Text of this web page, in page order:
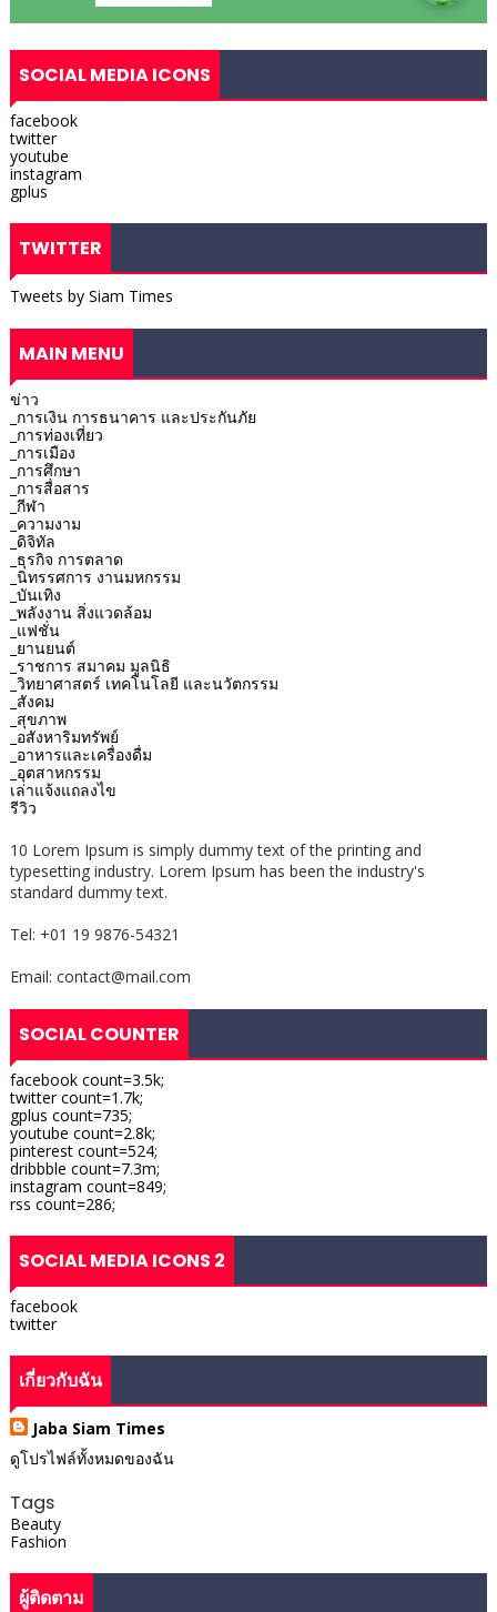
SOCIAL MEDIA ICONS
facebook
twitter
youtube
instagram
gplus
TWITTER
Tweets by Siam Times
MAIN MENU
ข่าว
_การเงิน การธนาคาร และประกันภัย
_การท่องเที่ยว
_การเมือง
_การศึกษา
_การสื่อสาร
_กีฬา
_ความงาม
_ดิจิทัล
_ธุรกิจ การตลาด
_นิทรรศการ งานมหกรรม
_บันเทิง
_พลังงาน สิ่งแวดล้อม
_แฟชั่น
_ยานยนต์
_ราชการ สมาคม มูลนิธิ
_วิทยาศาสตร์ เทคโนโลยี และนวัตกรรม
_สังคม
_สุขภาพ
_อสังหาริมทรัพย์
_อาหารและเครื่องดื่ม
_อุตสาหกรรม
เล่าแจ้งแถลงไข
รีวิว
10 Lorem Ipsum is simply dummy text of the printing and
typesetting industry. Lorem Ipsum has been the industry's
standard dummy text.
Tel: +01 19 9876-54321
Email: contact@mail.com
SOCIAL COUNTER
facebook count=3.5k;
twitter count=1.7k;
gplus count=735;
youtube count=2.8k;
pinterest count=524;
dribbble count=7.3m;
instagram count=849;
rss count=286;
SOCIAL MEDIA ICONS 2
facebook
twitter
เกี่ยวกับฉัน
Jaba Siam Times
ดูโปรไฟล์ทั้งหมดของฉัน
Tags
Beauty
Fashion
ผู้ติดตาม